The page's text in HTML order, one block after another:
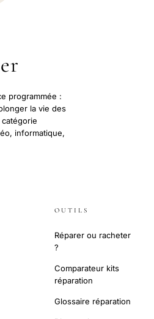
programmée :
la vie des
informatique,
OUTILS
Réparer ou racheter
?
Comparateur kits
réparation
Glossaire réparation